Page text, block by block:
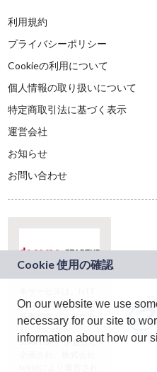
利用規約
プライバシーポリシー
Cookieの利用について
個人情報の取り扱いについて
特定商取引法に基づく表示
運営会社
お知らせ
お問い合わせ
ドコモグループの新
規事業創出プログラ
ム「docomo
STARTUP」を通じて
On our website we use
necessary for our site to
information about how our